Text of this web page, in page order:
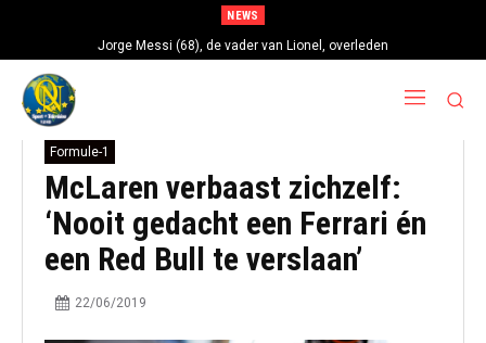
NEWS
Jorge Messi (68), de vader van Lionel, overleden
Formule-1
McLaren verbaast zichzelf:
‘Nooit gedacht een Ferrari én
een Red Bull te verslaan’
22/06/2019